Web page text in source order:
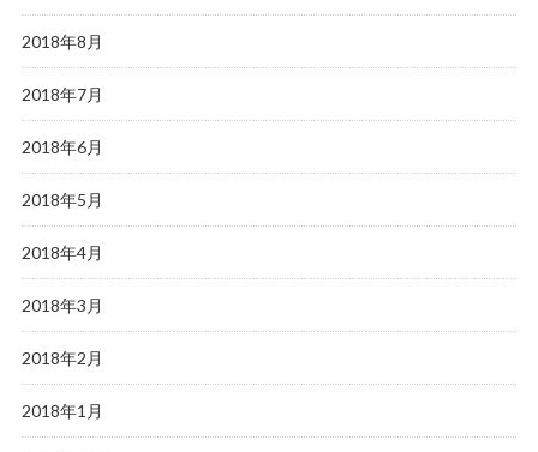
2018年8月
2018年7月
2018年6月
2018年5月
2018年4月
2018年3月
2018年2月
2018年1月